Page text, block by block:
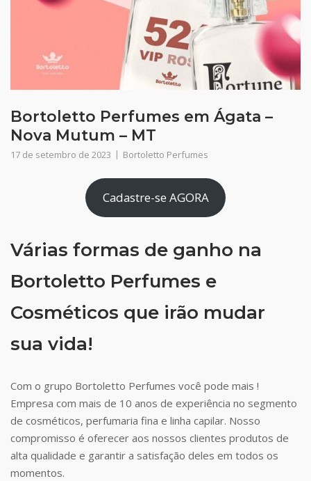
Bortoletto Perfumes em Ágata –
Nova Mutum – MT
17 de setembro de 2023 Bortoletto Perfumes
Cadastre-se AGORA
Várias formas de ganho na
Bortoletto Perfumes e
Cosméticos que irão mudar
sua vida!
Com o grupo Bortoletto Perfumes você pode mais !
Empresa com mais de 10 anos de experiência no segmento
de cosméticos, perfumaria fina e linha capilar. Nosso
compromisso é oferecer aos nossos clientes produtos de
alta qualidade e garantir a satisfação deles em todos os
momentos.